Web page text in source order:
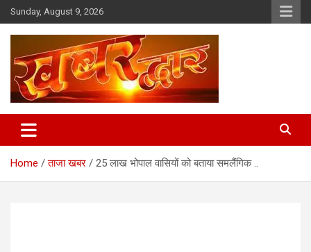
Skip
to
content
Sunday, August 9, 2026
Khabar Dwar
Home ताजा खबर 25 लाख भोपाल वासियों को बताया समलैंगिक ..